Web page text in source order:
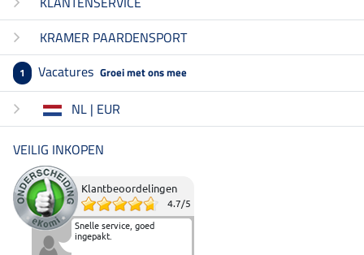
KRAMER PAARDENSPORT
1 Vacatures Groei met ons mee
NL | EUR
VEILIG INKOPEN
Klantbeoordelingen
4.7/5
Snelle service, goed
ingepakt.